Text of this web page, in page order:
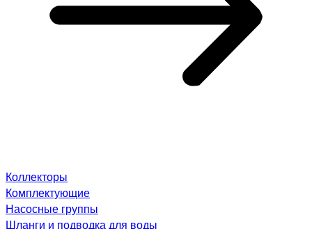
Коллекторы
Комплектующие
Насосные группы
Шланги и подводка для воды